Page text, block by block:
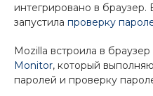
интегрировано в
запустила проверку
Mozilla встроила в браузер
Monitor, который
паролей и проверку